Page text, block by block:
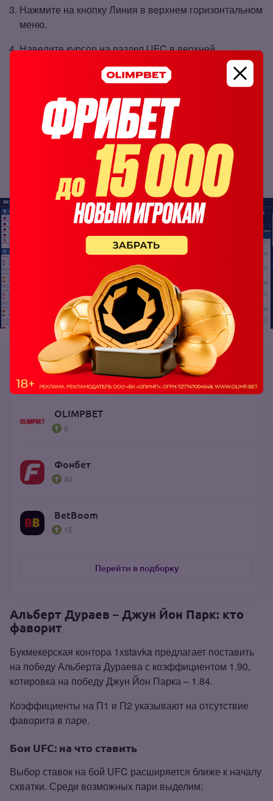
Нажмите на кнопку Линия в верхнем горизонтальном
меню.
Наведите курсор на раздел UFC в верхней
горизонтальной строке.
Выберите номерной турнир UFC или UFC Fight
Night, а также пару бойцов из выпадающего списка.
Определитесь с исходом.
Укажите сумму ставки.
Подтвердите пари.
Топ букмекеров: единоборства
проголосовало 57
OLIMPBET
6
Фонбет
40
BetBoom
15
Перейти в подборку
Альберт Дураев – Джун Йон Парк: кто
фаворит
Букмекерская контора 1xstavka предлагает поставить
на победу Альберта Дураева с коэффициентом 1.90,
котировка на победу Джун Йон Парка – 1.84.
Коэффициенты на П1 и П2 указывают на отсутствие
фаворита в паре.
Бои UFC: на что ставить
Выбор ставок на бой UFC расширяется ближе к началу
схватки. Среди возможных пари выделим: